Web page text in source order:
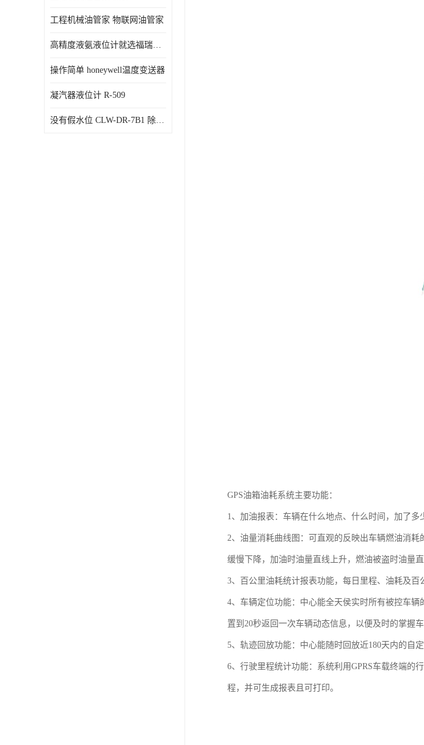
工程机械油管家 物联网油管家
高精度液氨液位计就选福瑞德仪表
操作简单 honeywell温度变送器
凝汽器液位计 R-509
没有假水位 CLW-DR-7B1 除氧器水位测量
GPS油箱油耗系统主要功能：
1、加油报表：车辆在什么地点、什么时间，加了多
2、油量消耗曲线图：可直观的反映出车辆燃油消
缓慢下降，加油时油量直线上升，燃油被盗时油量
3、百公里油耗统计报表功能，每日里程、油耗及百
4、车辆定位功能：中心能全天侯实时所有被控车
置到20秒返回一次车辆动态信息，以便及时的掌握车
5、轨迹回放功能：中心能随时回放近180天内的自
6、行驶里程统计功能：系统利用GPRS车载终端的
程，并可生成报表且可打印。